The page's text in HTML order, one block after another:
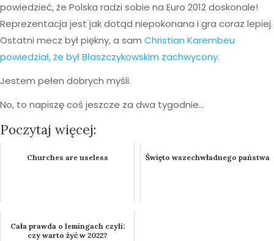
powiedzieć, że Polska radzi sobie na Euro 2012 doskonale!
Reprezentacja jest jak dotąd niepokonana i gra coraz lepiej.
Ostatni mecz był piękny, a sam Christian Karembeu
powiedział, że był Błaszczykowskim zachwycony.
Jestem pełen dobrych myśli.
No, to napiszę coś jeszcze za dwa tygodnie…
Poczytaj więcej:
Churches are useless Święto wszechwładnego państwa
Cała prawda o lemingach czyli:
czy warto żyć w 2022?